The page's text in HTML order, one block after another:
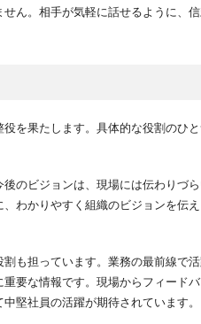
ん。相手が気軽に話せるように、
を果たします。具体的な役割のひ
のビジョンは、現場には伝わりづ
わかりやすく組織のビジョンを伝
も担っています。業務の最前線で
要な情報です。現場からフィード
堅社員の活躍が期待されています。